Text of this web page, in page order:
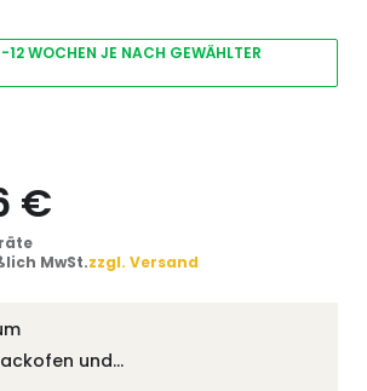
12 WOCHEN JE NACH GEWÄHLTER
€
MwSt.zzgl. Versand
und…